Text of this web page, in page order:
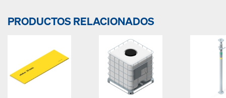
PRODUCTOS RELACIONADOS